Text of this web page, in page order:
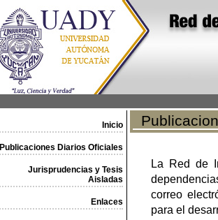
Inicio
Publicaciones Diarios Oficiales
Jurisprudencias y Tesis
Aisladas
Enlaces
La Red de
correo
para el